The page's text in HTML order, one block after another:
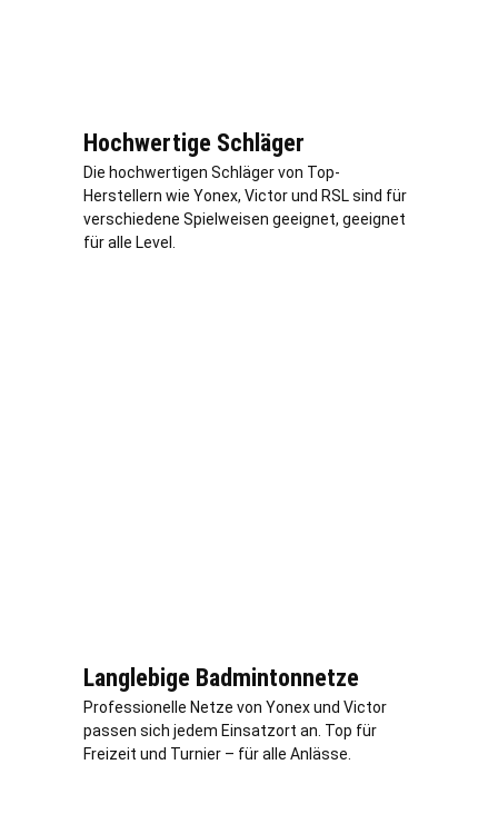
Hochwertige Schläger
Die hochwertigen Schläger von Top-
Herstellern wie Yonex, Victor und RSL sind für
verschiedene Spielweisen geeignet, geeignet
für alle Level.
Langlebige Badmintonnetze
Professionelle Netze von Yonex und Victor
passen sich jedem Einsatzort an. Top für
Freizeit und Turnier – für alle Anlässe.